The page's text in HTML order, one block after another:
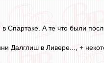
Спартаке. А те что были
Далглиш в Ливере..., +